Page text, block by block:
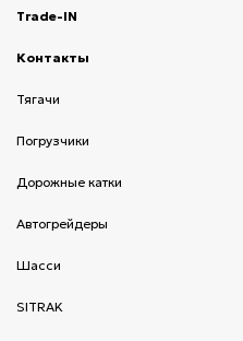
Trade-IN
Контакты
Тягачи
Погрузчики
Дорожные катки
Автогрейдеры
Шасси
SITRAK